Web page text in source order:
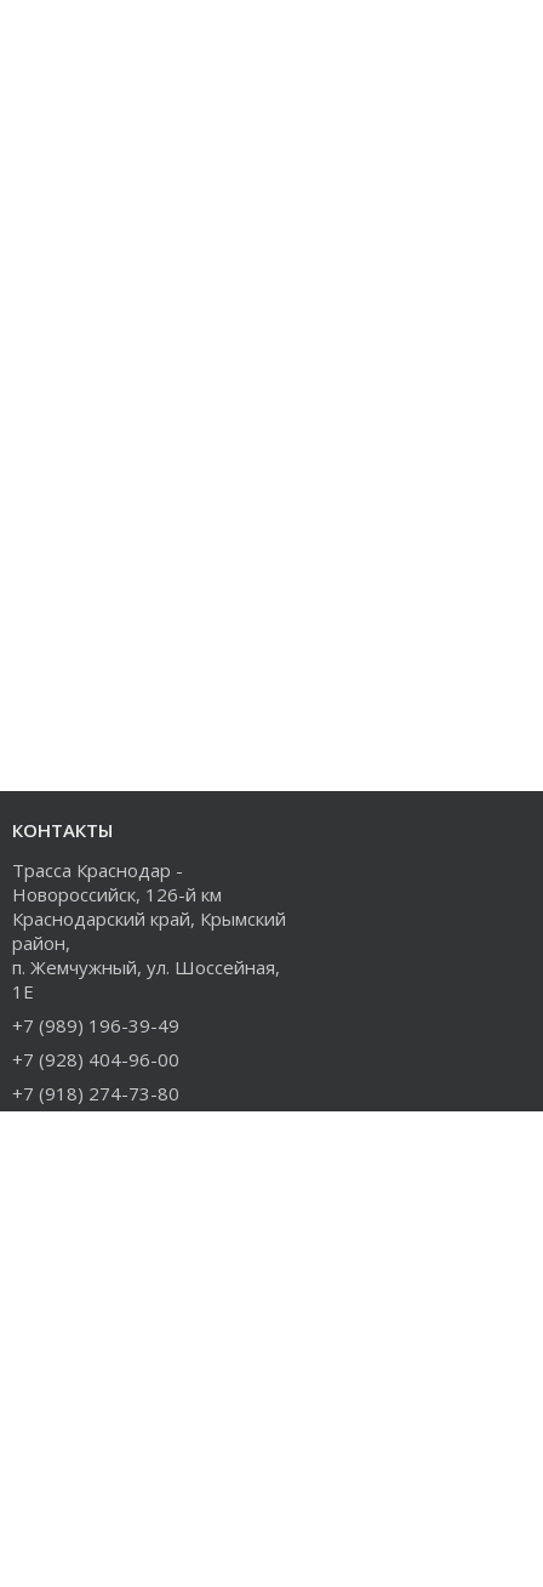
КОНТАКТЫ
Трасса Краснодар -
Новороссийск, 126-й км
Краснодарский край, Крымский
район,
п. Жемчужный, ул. Шоссейная,
1Е
+7 (989) 196-39-49
+7 (928) 404-96-00
+7 (918) 274-73-80